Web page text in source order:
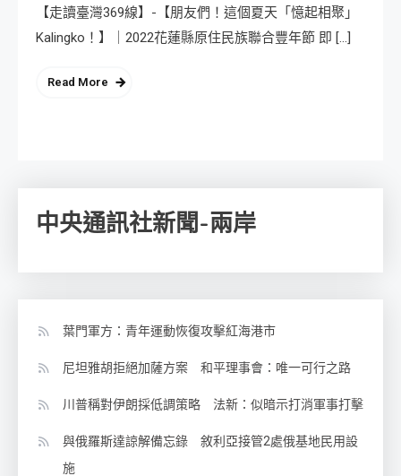
【走讀臺灣369線】-【朋友們！這個夏天「憶起相聚」
Kalingko！】｜2022花蓮縣原住民族聯合豐年節 即 […]
Read More
中央通訊社新聞-兩岸
葉門軍方：青年運動恢復攻擊紅海港市
尼坦雅胡拒絕加薩方案 和平理事會：唯一可行之路
川普稱對伊朗採低調策略 法新：似暗示打消軍事打擊
與俄羅斯達諒解備忘錄 敘利亞接管2處俄基地民用設
施